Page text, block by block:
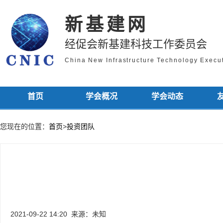
新基建网
经促会新基建科技工作委员会
China New Infrastructure Technology
首页 学会概况 学会动态
您现在的位置： 首页>投资团队
2021-09-22 14:20 来源：未知